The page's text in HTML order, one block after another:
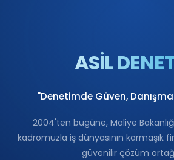
ASİL
"Denetimde Güven,
2004'ten bugüne, Maliye
kadromuzla iş dünyasının karmaşık
güvenilir çözüm